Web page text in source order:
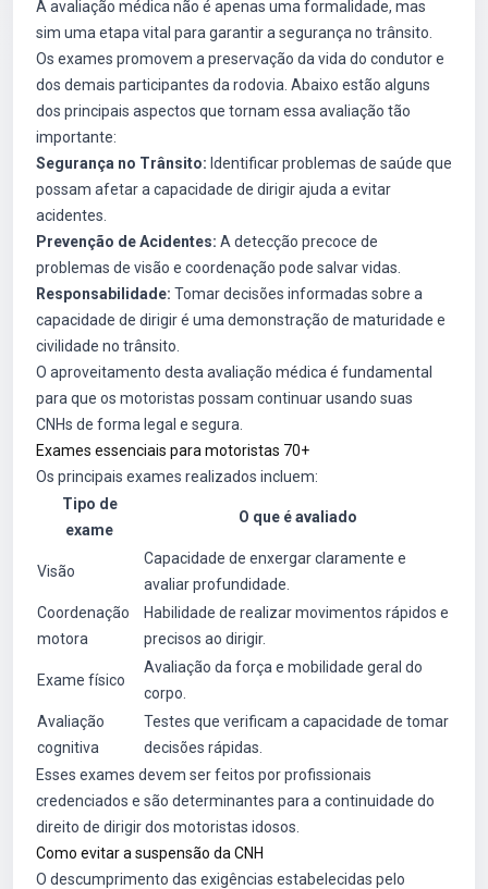
A avaliação médica não é apenas uma formalidade, mas
sim uma etapa vital para garantir a segurança no trânsito.
Os exames promovem a preservação da vida do condutor e
dos demais participantes da rodovia. Abaixo estão alguns
dos principais aspectos que tornam essa avaliação tão
importante:
Segurança no Trânsito: Identificar problemas de saúde que
possam afetar a capacidade de dirigir ajuda a evitar
acidentes.
Prevenção de Acidentes: A detecção precoce de
problemas de visão e coordenação pode salvar vidas.
Responsabilidade: Tomar decisões informadas sobre a
capacidade de dirigir é uma demonstração de maturidade e
civilidade no trânsito.
O aproveitamento desta avaliação médica é fundamental
para que os motoristas possam continuar usando suas
CNHs de forma legal e segura.
Exames essenciais para motoristas 70+
Os principais exames realizados incluem:
Tipo de
exame
O que é avaliado
Visão
Capacidade de enxergar claramente e
avaliar profundidade.
Coordenação
motora
Habilidade de realizar movimentos rápidos e
precisos ao dirigir.
Exame físico
Avaliação da força e mobilidade geral do
corpo.
Avaliação
cognitiva
Testes que verificam a capacidade de tomar
decisões rápidas.
Esses exames devem ser feitos por profissionais
credenciados e são determinantes para a continuidade do
direito de dirigir dos motoristas idosos.
Como evitar a suspensão da CNH
O descumprimento das exigências estabelecidas pelo